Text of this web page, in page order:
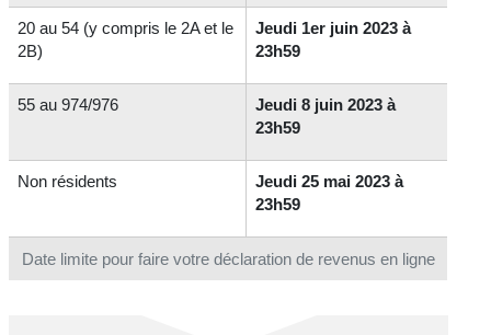
Date limite pour faire votre déclaration de revenus en ligne
20 au 54 (y compris le 2A et le
2B)
Jeudi 1er juin 2023 à
23h59
55 au 974/976
Jeudi 8 juin 2023 à
23h59
Non résidents
Jeudi 25 mai 2023 à
23h59